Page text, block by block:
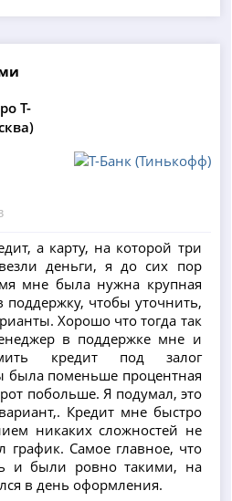
Т-
а карту, на которой три
деньги, я до сих пор
мне была нужна крупная
чтобы уточнить,
Хорошо что тогда так
в поддержке мне и
кредит под залог
была поменьше процентная
побольше. Я подумал, это
Кредит мне быстро
никаких сложностей не
график. Самое главное, что
и были ровно такими, на
в день оформления.